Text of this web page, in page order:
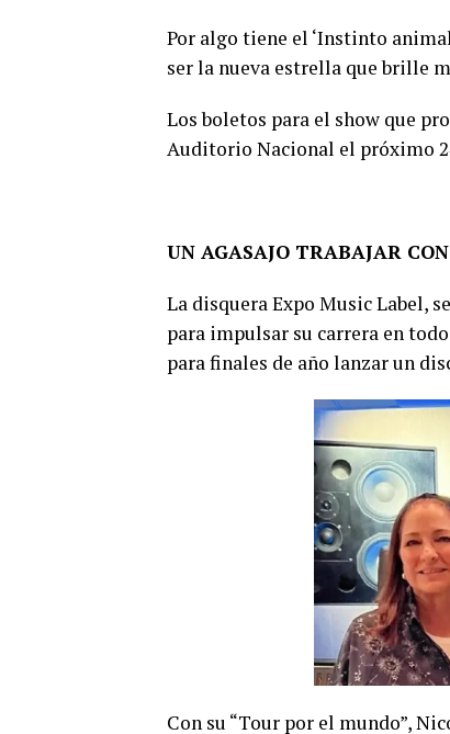
Por algo tiene el ‘Instinto
ser la nueva estrella que brille
Los boletos para el show que
Auditorio Nacional el próximo
UN AGASAJO TRABAJAR
La disquera Expo Music Label,
para impulsar su carrera en
para finales de año lanzar un
Con su “Tour por el mundo”,